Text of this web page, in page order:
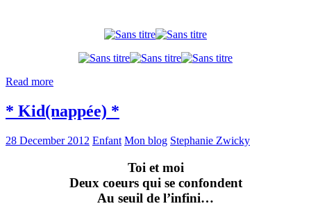
Read more
* Kid(nappée) *
28 December 2012 Enfant Mon blog Stephanie Zwicky
Toi et moi
Deux coeurs qui se confondent
Au seuil de l’infini…